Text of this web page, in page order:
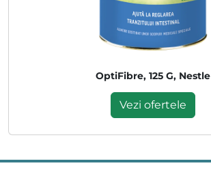
OptiFibre, 125 G, Nestle
Vezi ofertele